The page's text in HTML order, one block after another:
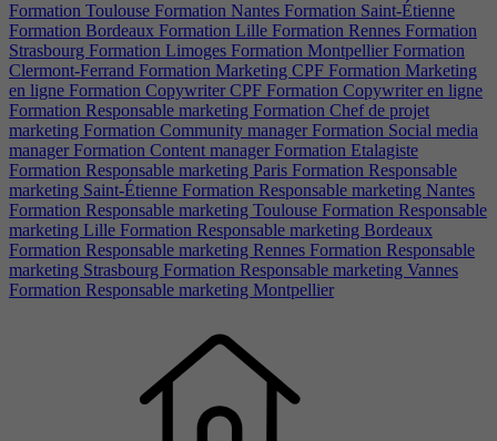
Formation Toulouse Formation Nantes Formation Saint-Étienne
Formation Bordeaux Formation Lille Formation Rennes Formation
Strasbourg Formation Limoges Formation Montpellier Formation
Clermont-Ferrand Formation Marketing CPF Formation Marketing
en ligne Formation Copywriter CPF Formation Copywriter en ligne
Formation Responsable marketing Formation Chef de projet
marketing Formation Community manager Formation Social media
manager Formation Content manager Formation Etalagiste
Formation Responsable marketing Paris Formation Responsable
marketing Saint-Étienne Formation Responsable marketing Nantes
Formation Responsable marketing Toulouse Formation Responsable
marketing Lille Formation Responsable marketing Bordeaux
Formation Responsable marketing Rennes Formation Responsable
marketing Strasbourg Formation Responsable marketing Vannes
Formation Responsable marketing Montpellier